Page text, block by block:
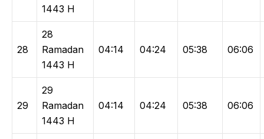
1443 H
28
28
Ramadan
1443 H
04:14 04:24 05:38 06:06
29
29
Ramadan
1443 H
04:14 04:24 05:38 06:06